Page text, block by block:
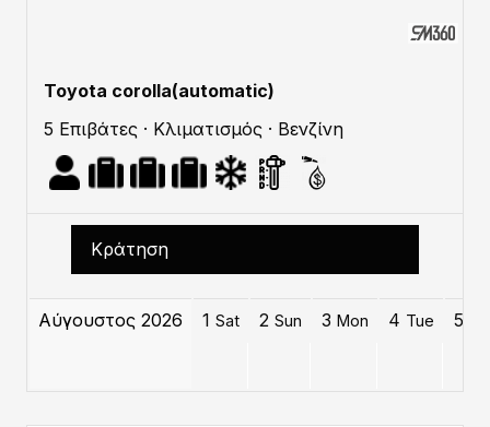
Toyota corolla(automatic)
5 Επιβάτες · Κλιματισμός · Βενζίνη
Κράτηση
Αύγουστος 2026 1 Sat 2 Sun 3 Mon 4 Tue 5